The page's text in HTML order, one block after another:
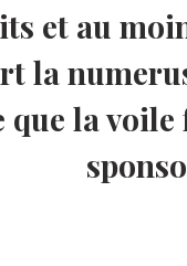
et au
la
que la